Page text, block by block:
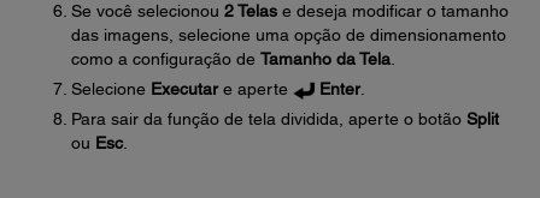
Se você selecionou 2 Telas e deseja modificar o tamanho
das imagens, selecione uma opção de dimensionamento
como a configuração de Tamanho da Tela
Selecione Executare aperte Enter.
Para sair da função de tela dividida, aperte o botão Split
ou Esc